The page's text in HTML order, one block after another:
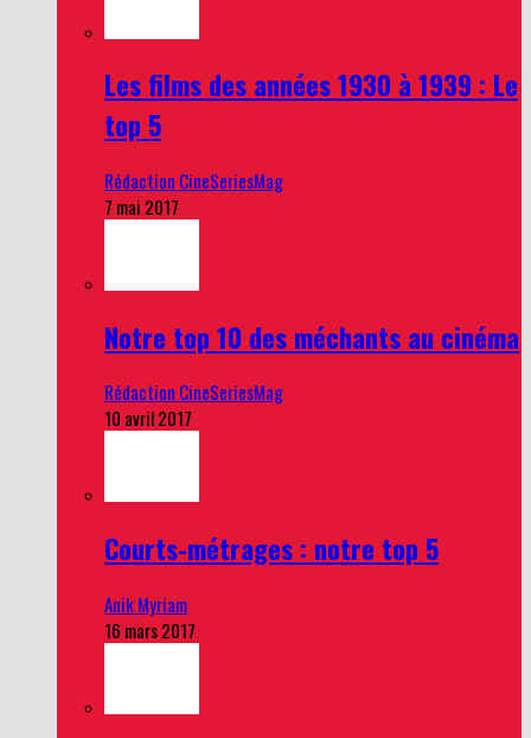
Les films des années 1930 à 1939 : Le
top 5
Rédaction CineSeriesMag
7 mai 2017
Notre top 10 des méchants au cinéma
Rédaction CineSeriesMag
10 avril 2017
Courts-métrages : notre top 5
Anik Myriam
16 mars 2017